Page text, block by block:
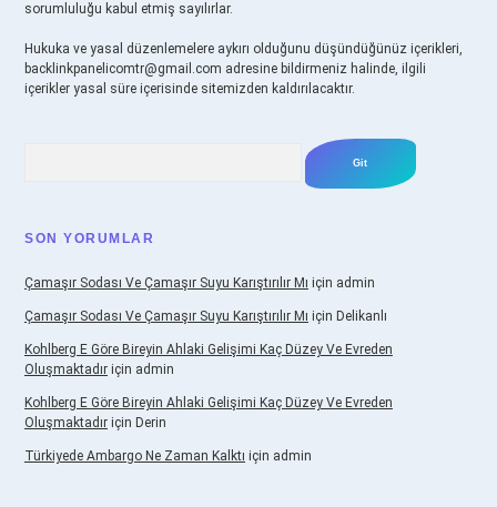
sorumluluğu kabul etmiş sayılırlar.
Hukuka ve yasal düzenlemelere aykırı olduğunu düşündüğünüz içerikleri,
backlinkpanelicomtr@gmail.com adresine bildirmeniz halinde, ilgili
içerikler yasal süre içerisinde sitemizden kaldırılacaktır.
SON YORUMLAR
Çamaşır Sodası Ve Çamaşır Suyu Karıştırılır Mı için admin
Çamaşır Sodası Ve Çamaşır Suyu Karıştırılır Mı için Delikanlı
Kohlberg E Göre Bireyin Ahlaki Gelişimi Kaç Düzey Ve Evreden
Oluşmaktadır için admin
Kohlberg E Göre Bireyin Ahlaki Gelişimi Kaç Düzey Ve Evreden
Oluşmaktadır için Derin
Türkiyede Ambargo Ne Zaman Kalktı için admin